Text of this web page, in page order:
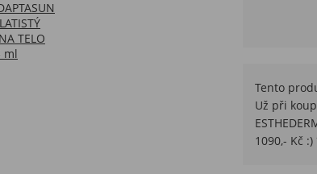
Tento
Už při
1090,- Kč